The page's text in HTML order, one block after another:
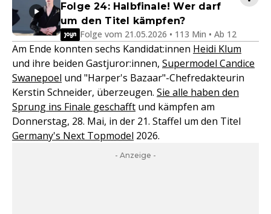
Folge 24: Halbfinale! Wer darf
um den Titel kämpfen?
Folge vom 21.05.2026 • 113 Min • Ab 12
Am Ende konnten sechs Kandidat:innen Heidi Klum
und ihre beiden Gastjuror:innen, Supermodel Candice
Swanepoel und "Harper's Bazaar"-Chefredakteurin
Kerstin Schneider, überzeugen. Sie alle haben den
Sprung ins Finale geschafft und kämpfen am
Donnerstag, 28. Mai, in der 21. Staffel um den Titel
Germany's Next Topmodel 2026.
- Anzeige -